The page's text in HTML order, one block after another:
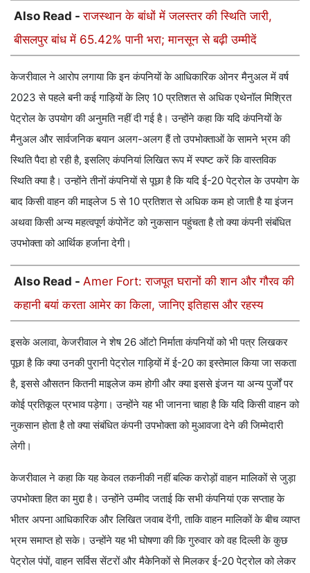
Also Read -राजस्थान के बांधों में जलस्तर की स्थिति जारी,
बीसलपुर बांध में 65.42% पानी भरा; मानसून से बढ़ी उम्मीदें
केजरीवाल ने आरोप लगाया कि इन कंपनियों के आधिकारिक ओनर मैनुअल में वर्ष
2023 से पहले बनी कई गाड़ियों के लिए 10 प्रतिशत से अधिक एथेनॉल मिश्रित
पेट्रोल के उपयोग की अनुमति नहीं दी गई है। उन्होंने कहा कि यदि कंपनियों के
मैनुअल और सार्वजनिक बयान अलग-अलग हैं तो उपभोक्ताओं के सामने भ्रम की
स्थिति पैदा हो रही है, इसलिए कंपनियां लिखित रूप में स्पष्ट करें कि वास्तविक
स्थिति क्या है। उन्होंने तीनों कंपनियों से पूछा है कि यदि ई-20 पेट्रोल के उपयोग के
बाद किसी वाहन की माइलेज 5 से 10 प्रतिशत से अधिक कम हो जाती है या इंजन
अथवा किसी अन्य महत्वपूर्ण कंपोनेंट को नुकसान पहुंचता है तो क्या कंपनी संबंधित
उपभोक्ता को आर्थिक हर्जाना देगी।
Also Read - Amer Fort: राजपूत घरानों की शान और गौरव की
कहानी बयां करता आमेर का किला, जानिए इतिहास और रहस्य
इसके अलावा, केजरीवाल ने शेष 26 ऑटो निर्माता कंपनियों को भी पत्र लिखकर
पूछा है कि क्या उनकी पुरानी पेट्रोल गाड़ियों में ई-20 का इस्तेमाल किया जा सकता
है, इससे औसतन कितनी माइलेज कम होगी और क्या इससे इंजन या अन्य पुर्जों पर
कोई प्रतिकूल प्रभाव पड़ेगा। उन्होंने यह भी जानना चाहा है कि यदि किसी वाहन को
नुकसान होता है तो क्या संबंधित कंपनी उपभोक्ता को मुआवजा देने की जिम्मेदारी
लेगी।
केजरीवाल ने कहा कि यह केवल तकनीकी नहीं बल्कि करोड़ों वाहन मालिकों से जुड़ा
उपभोक्ता हित का मुद्दा है। उन्होंने उम्मीद जताई कि सभी कंपनियां एक सप्ताह के
भीतर अपना आधिकारिक और लिखित जवाब देंगी, ताकि वाहन मालिकों के बीच व्याप्त
भ्रम समाप्त हो सके। उन्होंने यह भी घोषणा की कि गुरुवार को वह दिल्ली के कुछ
पेट्रोल पंपों, वाहन सर्विस सेंटरों और मैकेनिकों से मिलकर ई-20 पेट्रोल को लेकर